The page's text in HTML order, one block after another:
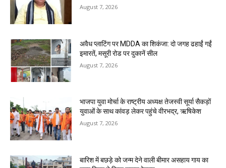
August 7, 2026
अवैध प्लाटिंग पर MDDA का शिकंजा: दो जगह ढहाईं गईं
इमारतें, मसूरी रोड पर दुकानें सील
August 7, 2026
भाजपा युवा मोर्चा के राष्ट्रीय अध्यक्ष तेजस्वी सूर्या सैकड़ों
युवाओं के साथ कांवड़ लेकर पहुंचे वीरभद्र, ऋषिकेश
August 7, 2026
बारिश में बछड़े को जन्म देने वाली बीमार असहाय गाय का